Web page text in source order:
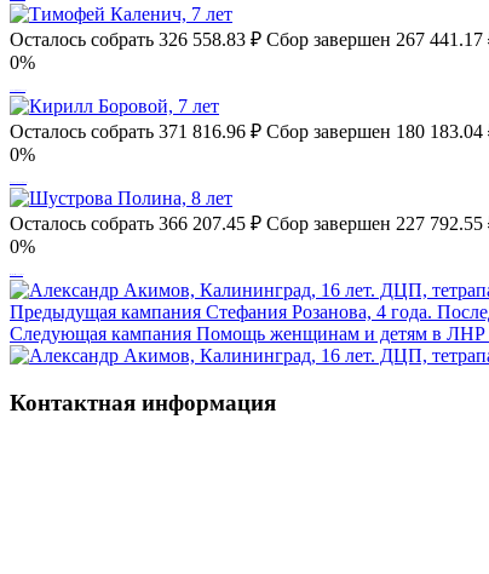
Осталось собрать 326 558.83 ₽ Сбор завершен 267 441.17
0%
Осталось собрать 371 816.96 ₽ Сбор завершен 180 183.04
0%
Осталось собрать 366 207.45 ₽ Сбор завершен 227 792.55
0%
Предыдущая кампания Стефания Розанова, 4 года.
Следующая кампания Помощь женщинам и детям в
Контактная информация